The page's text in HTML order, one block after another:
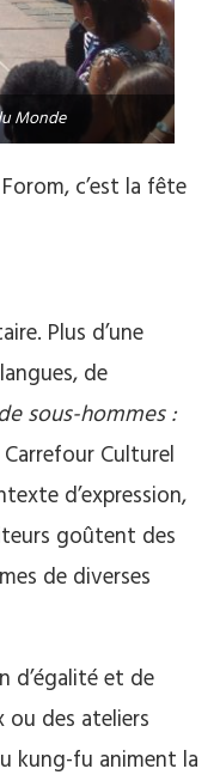
Monde
c’est la fête
Plus d’une
de
sous-hommes :
Culturel
d’expression,
goûtent des
de diverses
d’égalité et de
ou des ateliers
kung-fu animent la